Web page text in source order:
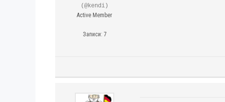
(@kendi)
Active Member
Записи: 7